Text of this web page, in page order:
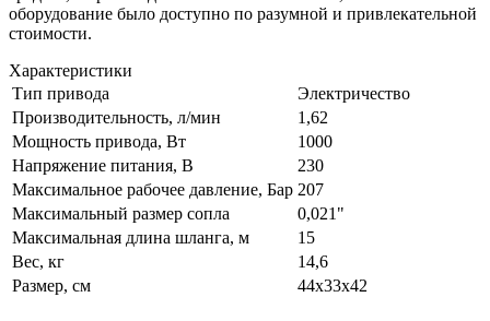
оборудование было доступно по разумной и привлекательной
стоимости.
Характеристики
Тип привода
Электричество
Производительность, л/мин
1,62
Мощность привода, Вт
1000
Напряжение питания, В
230
Максимальное рабочее давление, Бар 207
Максимальный размер сопла
0,021"
Максимальная длина шланга, м
15
Вес, кг
14,6
Размер, см
44x33x42